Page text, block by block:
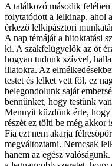
A találkozó második
folytatódott a lelkinap, ahol
érkező lelkipásztori
A nap témáját a hitoktatási
ki. A szakfelügyelők az öt
hogyan tudunk szívvel,
illatokra. Az
testet és lelket vett föl, ez
belegondolunk saját
bennünket, hogy testünk
Mennyit küzdünk érte,
részét ez tölti be még akkor
Fia ezt nem akarja
megváltoztatni. Nemcsak
hanem az egész